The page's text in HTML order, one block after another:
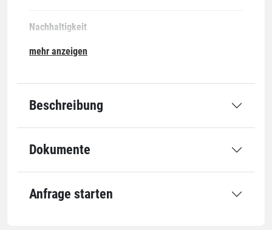
Nachhaltigkeit
Öffnung x Länge
mehr anzeigen
Beschreibung
Dokumente
Anfrage starten